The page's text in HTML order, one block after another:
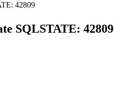
42809
SQLSTATE: 42809